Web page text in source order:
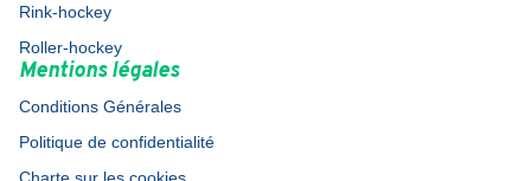
Rink-hockey
Roller-hockey
Mentions légales
Conditions Générales
Politique de confidentialité